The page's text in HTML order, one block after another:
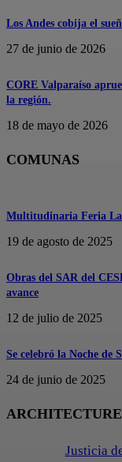
Los Andes cobija el
27 de junio de 2026
CORE Valparaíso
la región.
18 de mayo de 2026
COMUNAS
Multitudinaria Feria
19 de agosto de 2025
Obras del SAR del
avance
12 de julio de 2025
Se celebró la Noche de
24 de junio de 2025
ARCHITECTURE
Justicia